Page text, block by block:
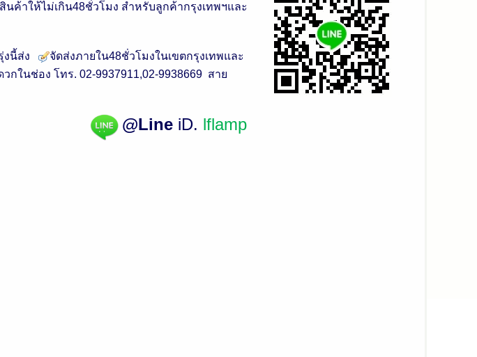
ค้าให้ไม่เกิน48ชั่วโมง สำหรับลูกค้ากรุงเทพฯและ
งนี้ส่ง
จัดส่งภายใน48ชั่วโมงในเขตกรุงเทพและ
กในช่อง โทร. 02-9937911,02-9938669 สาย
@Line iD. lflamp